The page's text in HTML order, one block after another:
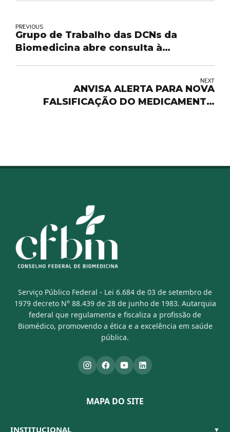
PREVIOUS
Grupo de Trabalho das DCNs da
Biomedicina abre consulta à
NEXT
ANVISA ALERTA PARA NOVA
FALSIFICAÇÃO DO MEDICAMENTO
Serviço Público Federal - Lei 6.684 de 03 de setembro de
1979 decreto N° 88.439 de 28 de junho de 1983. Autarquia
federal que regulamenta e fiscaliza a profissão de
Biomédico, promovendo a ética e a excelência em saúde
pública.
MAPA DO SITE
INSTITUCIONAL ▼